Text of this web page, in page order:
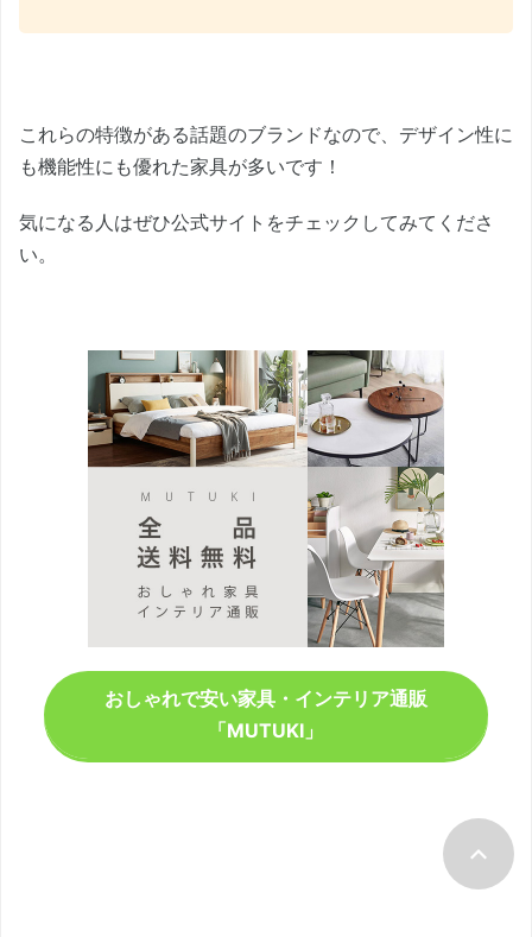
これらの特徴がある話題のブランドなので、デザイン性に
も機能性にも優れた家具が多いです！
気になる人はぜひ公式サイトをチェックしてみてくださ
い。
おしゃれで安い家具・インテリア通販
「MUTUKI」